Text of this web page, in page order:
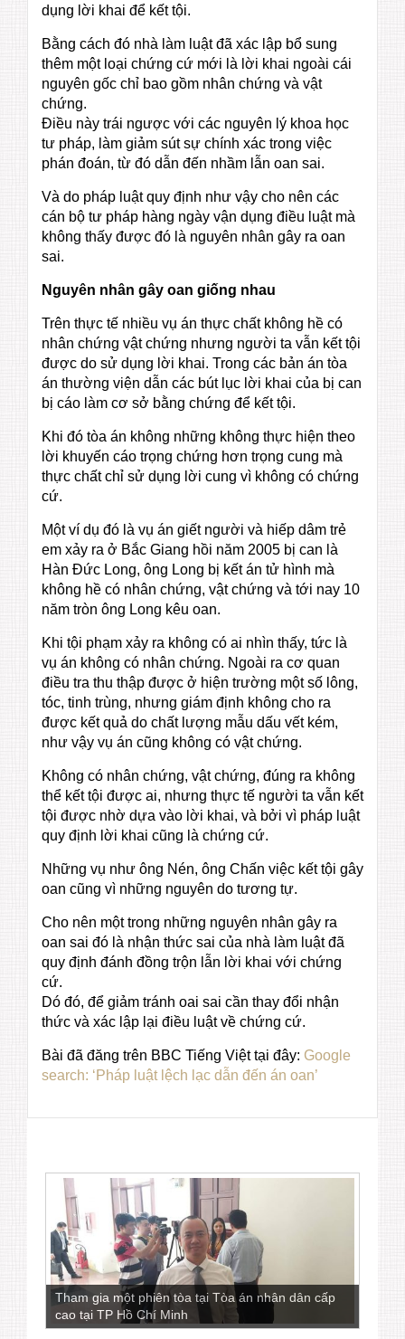
dụng lời khai để kết tội.
Bằng cách đó nhà làm luật đã xác lập bổ sung
thêm một loại chứng cứ mới là lời khai ngoài cái
nguyên gốc chỉ bao gồm nhân chứng và vật
chứng.
Điều này trái ngược với các nguyên lý khoa học
tư pháp, làm giảm sút sự chính xác trong việc
phán đoán, từ đó dẫn đến nhầm lẫn oan sai.
Và do pháp luật quy định như vậy cho nên các
cán bộ tư pháp hàng ngày vận dụng điều luật mà
không thấy được đó là nguyên nhân gây ra oan
sai.
Nguyên nhân gây oan giống nhau
Trên thực tế nhiều vụ án thực chất không hề có
nhân chứng vật chứng nhưng người ta vẫn kết tội
được do sử dụng lời khai. Trong các bản án tòa
án thường viện dẫn các bút lục lời khai của bị can
bị cáo làm cơ sở bằng chứng để kết tội.
Khi đó tòa án không những không thực hiện theo
lời khuyến cáo trọng chứng hơn trọng cung mà
thực chất chỉ sử dụng lời cung vì không có chứng
cứ.
Một ví dụ đó là vụ án giết người và hiếp dâm trẻ
em xảy ra ở Bắc Giang hồi năm 2005 bị can là
Hàn Đức Long, ông Long bị kết án tử hình mà
không hề có nhân chứng, vật chứng và tới nay 10
năm tròn ông Long kêu oan.
Khi tội phạm xảy ra không có ai nhìn thấy, tức là
vụ án không có nhân chứng. Ngoài ra cơ quan
điều tra thu thập được ở hiện trường một số lông,
tóc, tinh trùng, nhưng giám định không cho ra
được kết quả do chất lượng mẫu dấu vết kém,
như vậy vụ án cũng không có vật chứng.
Không có nhân chứng, vật chứng, đúng ra không
thể kết tội được ai, nhưng thực tế người ta vẫn kết
tội được nhờ dựa vào lời khai, và bởi vì pháp luật
quy định lời khai cũng là chứng cứ.
Những vụ như ông Nén, ông Chấn việc kết tội gây
oan cũng vì những nguyên do tương tự.
Cho nên một trong những nguyên nhân gây ra
oan sai đó là nhận thức sai của nhà làm luật đã
quy định đánh đồng trộn lẫn lời khai với chứng
cứ.
Dó đó, để giảm tránh oai sai cần thay đổi nhận
thức và xác lập lại điều luật về chứng cứ.
Bài đã đăng trên BBC Tiếng Việt tại đây: Google
search: ‘Pháp luật lệch lạc dẫn đến án oan’
Tham gia một phiên tòa tại Tòa án nhân dân cấp
cao tại TP Hồ Chí Minh